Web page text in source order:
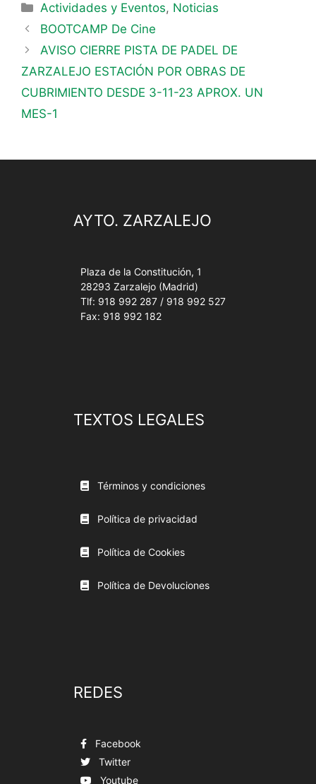
Actividades y Eventos, Noticias
BOOTCAMP De Cine
AVISO CIERRE PISTA DE PADEL DE
ZARZALEJO ESTACIÓN POR OBRAS DE
CUBRIMIENTO DESDE 3-11-23 APROX. UN
MES-1
AYTO. ZARZALEJO
Plaza de la Constitución, 1
28293 Zarzalejo (Madrid)
Tlf: 918 992 287 / 918 992 527
Fax: 918 992 182
TEXTOS LEGALES
Términos y condiciones
Política de privacidad
Política de Cookies
Política de Devoluciones
REDES
Facebook
Twitter
Youtube